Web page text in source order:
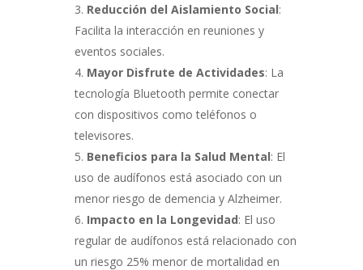
Reducción del Aislamiento Social:
Facilita la interacción en reuniones y
eventos sociales.
Mayor Disfrute de Actividades: La
tecnología Bluetooth permite conectar
con dispositivos como teléfonos o
televisores.
Beneficios para la Salud Mental: El
uso de audífonos está asociado con un
menor riesgo de demencia y Alzheimer.
Impacto en la Longevidad: El uso
regular de audífonos está relacionado con
un riesgo 25% menor de mortalidad en